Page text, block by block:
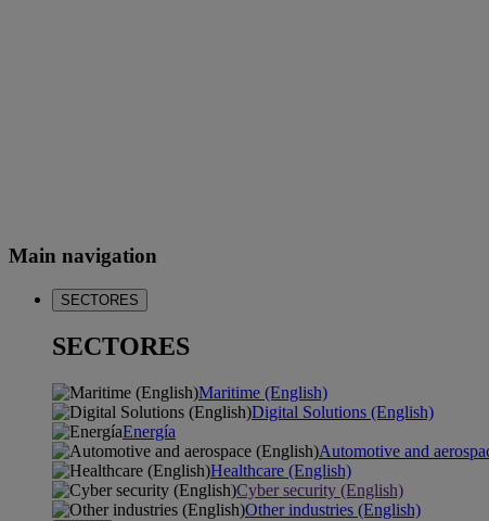
Main navigation
SECTORES
SECTORES
Maritime (English)
Digital Solutions (English)
Energía
Automotive and
Healthcare (English)
Cyber security (English)
Other industries (English)